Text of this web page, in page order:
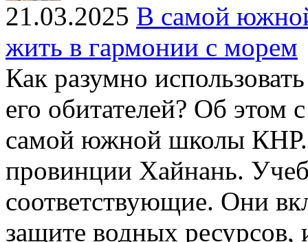
21.03.2025 В самой
жить в гармонии с морем
Как разумно
его обитателей? Об этом
самой южной школы КНР.
провинции Хайнань.
соответствующие. Они
защите водных